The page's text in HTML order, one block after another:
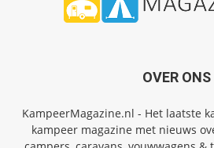
OVER ONS
KampeerMagazine.nl - Het laatste
kampeer magazine met nieuws